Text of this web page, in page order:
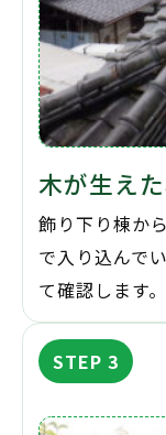
木が生え
飾り下り棟か
で入り込んで
て確認します。
STEP 3